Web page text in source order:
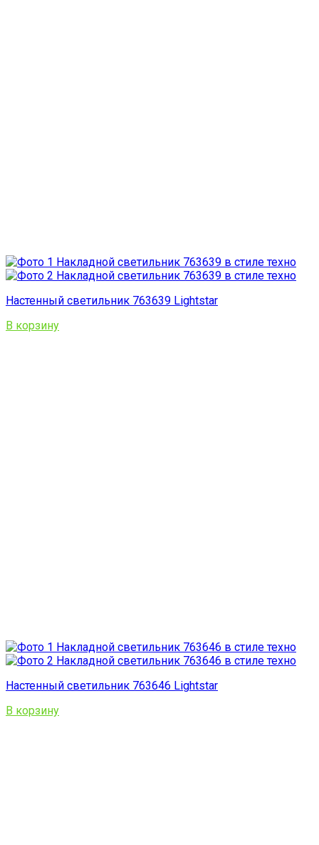
Настенный светильник 763639 Lightstar
В корзину
Настенный светильник 763646 Lightstar
В корзину